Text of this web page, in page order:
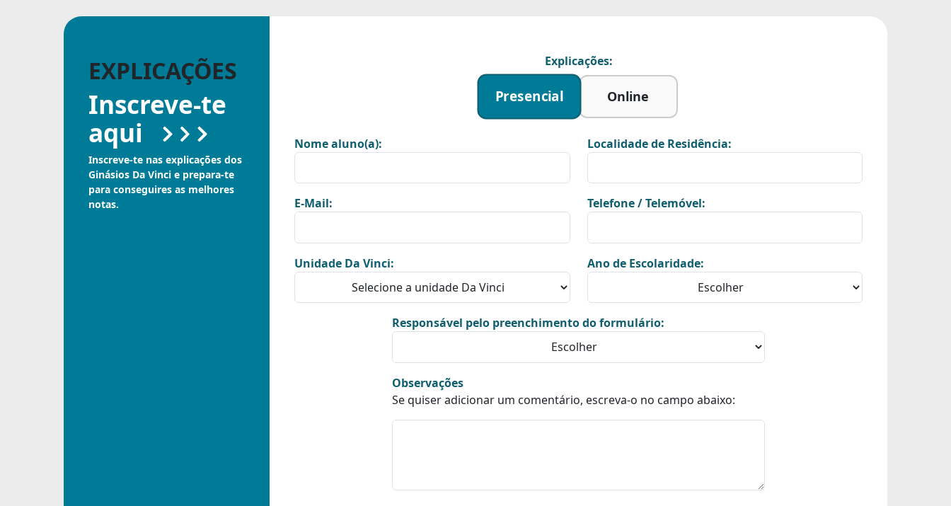
EXPLICAÇÕES
Inscreve-te
aqui
Inscreve-te nas explicações dos
Ginásios Da Vinci e prepara-te
para conseguires as melhores
notas.
Explicações:
Presencial Online
Nome aluno(a): Localidade de Residência:
E-Mail: Telefone / Telemóvel:
Unidade Da Vinci: Ano de Escolaridade:
Responsável pelo preenchimento do formulário:
Observações
Se quiser adicionar um comentário, escreva-o no campo abaixo: